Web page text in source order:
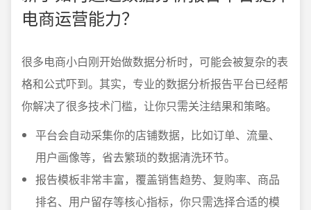
电商运营能力？
很多电商小白刚开始做数据分析时，可能会被复杂的表
格和公式吓到。其实，专业的数据分析报告平台已经帮
你解决了很多技术门槛，让你只需关注结果和策略。
平台会自动采集你的店铺数据，比如订单、流量、
用户画像等，省去繁琐的数据清洗环节。
报告模板非常丰富，覆盖销售趋势、复购率、商品
排名、用户留存等核心指标，你只需选择合适的模